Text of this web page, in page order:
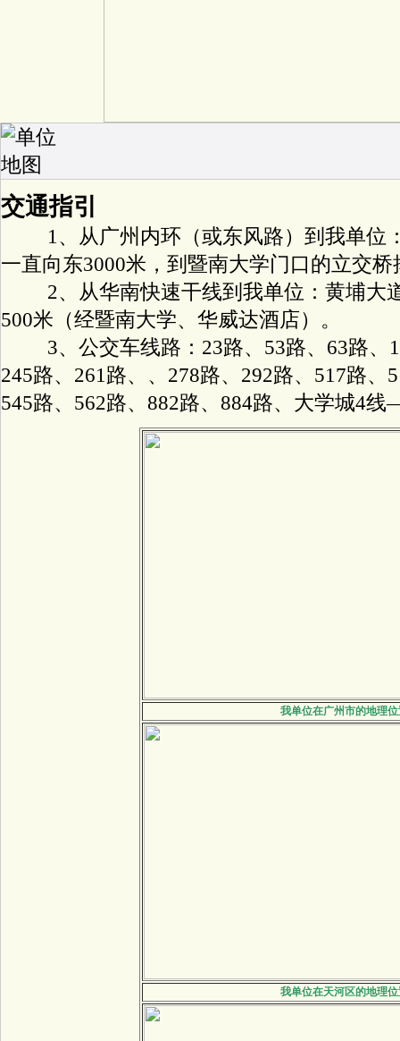
交通指引
1、从广州内环（或东风路）到我单位
一直向东3000米，到暨南大学门口的立交
2、从华南快速干线到我单位：黄埔大
500米（经暨南大学、华威达酒店）。
3、公交车线路：23路、53路、63路、
245路、261路、、278路、292路、517路、
545路、562路、882路、884路、大学城4
我单位在广州市的地理
我单位在天河区的地理